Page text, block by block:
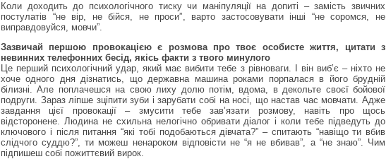
Коли доходить до психологічного тиску чи маніпуляції на допиті – замість звичних
постулатів “не вір, не бійся, не проси”, варто застосовувати інші “не соромся, не
виправдовуйся, мовчи”.
Зазвичай першою провокацією є розмова про твоє особисте життя, цитати з
невинних телефонних бесід, якісь факти з твого минулого
Це перший психологічний удар, який має вибити тебе з рівноваги. І він виб’є – ніхто не
хоче одного дня дізнатись, що державна машина роками порпалася в його брудній
білизні. Але поплачешся на свою лиху долю потім, вдома, в декольте своєї бойової
подруги. Зараз ліпше зціпити зуби і зарубати собі на носі, що настав час мовчати. Адже
завдання цієї провокації – змусити тебе зав’язати розмову, навіть про щось
відсторонене. Людина не схильна нелогічно обривати діалог і коли тебе підведуть до
ключового і після питання “які тобі подобаються дівчата?” – спитають “навіщо ти вбив
слідчого суддю?”, ти можеш ненароком відповісти не “я не вбивав”, а “не знаю”. Чим
підпишеш собі пожиттєвий вирок.